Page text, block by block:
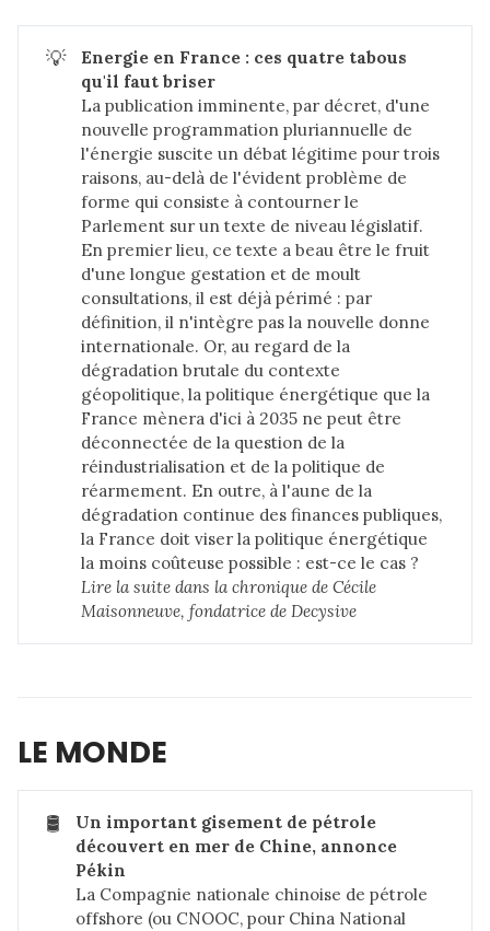
💡
Energie en France : ces quatre tabous
qu'il faut briser
La publication imminente, par décret, d'une
nouvelle programmation pluriannuelle de
l'énergie suscite un débat légitime pour trois
raisons, au-delà de l'évident problème de
forme qui consiste à contourner le
Parlement sur un texte de niveau législatif.
En premier lieu, ce texte a beau être le fruit
d'une longue gestation et de moult
consultations, il est déjà périmé : par
définition, il n'intègre pas la nouvelle donne
internationale. Or, au regard de la
dégradation brutale du contexte
géopolitique, la politique énergétique que la
France mènera d'ici à 2035 ne peut être
déconnectée de la question de la
réindustrialisation et de la politique de
réarmement. En outre, à l'aune de la
dégradation continue des finances publiques,
la France doit viser la politique énergétique
la moins coûteuse possible : est-ce le cas ?
Lire la suite dans la chronique de Cécile
Maisonneuve, fondatrice de Decysive
LE MONDE
🛢️
Un important gisement de pétrole
découvert en mer de Chine, annonce
Pékin
La Compagnie nationale chinoise de pétrole
offshore (ou CNOOC, pour China National